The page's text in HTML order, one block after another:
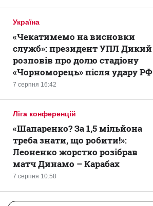
Україна
7 серпня 16:42
«Чекатимемо на висновки
служб»: президент УПЛ Дикий
розповів про долю стадіону
«Чорноморець» після удару РФ
Ліга конференцій
7 серпня 10:58
«Шапаренко? За 1,5 мільйона
треба знати, що робити!»:
Леоненко жорстко розібрав
матч Динамо – Карабах